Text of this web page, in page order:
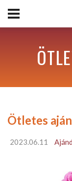
Ötletes
2023.06.11